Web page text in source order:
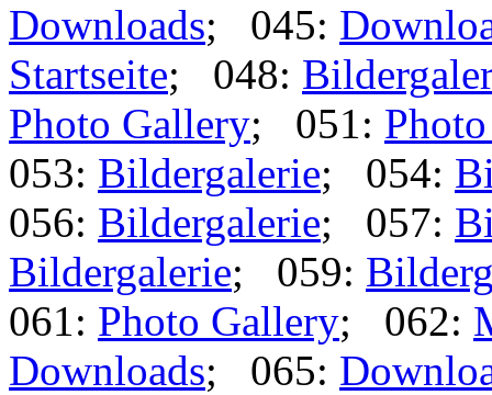
Downloads; 045:
Startseite; 048:
Photo Gallery; 051:
053: Bildergalerie; 054:
056: Bildergalerie; 057:
Bildergalerie; 059:
061: Photo Gallery; 062:
Downloads; 065: